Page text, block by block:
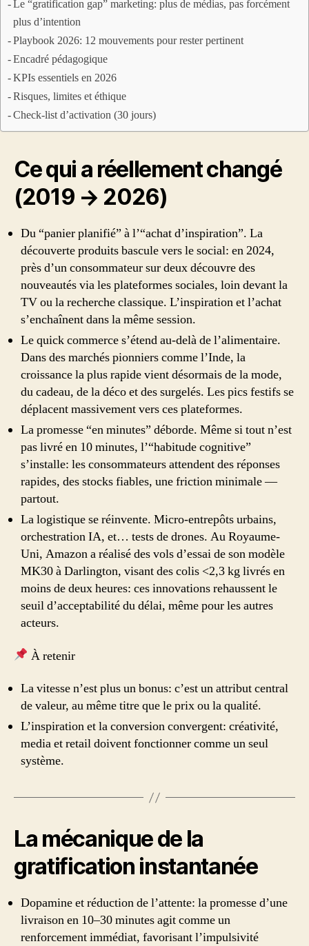
Le “gratification gap” marketing: plus de médias, pas forcément
plus d’intention
Playbook 2026: 12 mouvements pour rester pertinent
Encadré pédagogique
KPIs essentiels en 2026
Risques, limites et éthique
Check‑list d’activation (30 jours)
Ce qui a réellement changé
(2019 → 2026)
Du “panier planifié” à l’“achat d’inspiration”. La
découverte produits bascule vers le social: en 2024,
près d’un consommateur sur deux découvre des
nouveautés via les plateformes sociales, loin devant la
TV ou la recherche classique. L’inspiration et l’achat
s’enchaînent dans la même session.
Le quick commerce s’étend au-delà de l’alimentaire.
Dans des marchés pionniers comme l’Inde, la
croissance la plus rapide vient désormais de la mode,
du cadeau, de la déco et des surgelés. Les pics festifs se
déplacent massivement vers ces plateformes.
La promesse “en minutes” déborde. Même si tout n’est
pas livré en 10 minutes, l’“habitude cognitive”
s’installe: les consommateurs attendent des réponses
rapides, des stocks fiables, une friction minimale —
partout.
La logistique se réinvente. Micro-entrepôts urbains,
orchestration IA, et… tests de drones. Au Royaume-
Uni, Amazon a réalisé des vols d’essai de son modèle
MK30 à Darlington, visant des colis <2,3 kg livrés en
moins de deux heures: ces innovations rehaussent le
seuil d’acceptabilité du délai, même pour les autres
acteurs.
À retenir
La vitesse n’est plus un bonus: c’est un attribut central
de valeur, au même titre que le prix ou la qualité.
L’inspiration et la conversion convergent: créativité,
media et retail doivent fonctionner comme un seul
système.
La mécanique de la
gratification instantanée
Dopamine et réduction de l’attente: la promesse d’une
livraison en 10–30 minutes agit comme un
renforcement immédiat, favorisant l’impulsivité